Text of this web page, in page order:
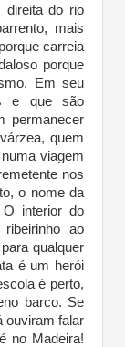
direita do rio
mais
carreia
porque
Em seu
e que são
permanecer
quem
viagem
nos
o nome da
interior do
ao
qualquer
é um herói
é perto,
barco. Se
ouviram falar
no Madeira!